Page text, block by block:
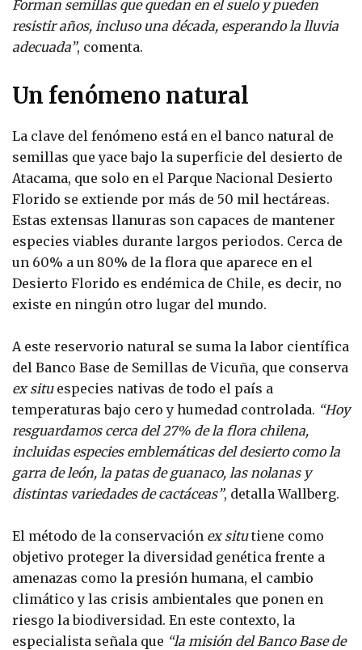
Forman semillas que quedan en el suelo y pueden
resistir años, incluso una década, esperando la lluvia
adecuada”, comenta.
Un fenómeno natural
La clave del fenómeno está en el banco natural de
semillas que yace bajo la superficie del desierto de
Atacama, que solo en el Parque Nacional Desierto
Florido se extiende por más de 50 mil hectáreas.
Estas extensas llanuras son capaces de mantener
especies viables durante largos periodos. Cerca de
un 60% a un 80% de la flora que aparece en el
Desierto Florido es endémica de Chile, es decir, no
existe en ningún otro lugar del mundo.
A este reservorio natural se suma la labor científica
del Banco Base de Semillas de Vicuña, que conserva
ex situespecies nativas de todo el país a
temperaturas bajo cero y humedad controlada. “Hoy
resguardamos cerca del 27% de la flora chilena,
incluidas especies emblemáticas del desierto como la
garra de león, la patas de guanaco, las nolanas y
distintas variedades de cactáceas”, detalla Wallberg.
El método de la conservación ex situtiene como
objetivo proteger la diversidad genética frente a
amenazas como la presión humana, el cambio
climático y las crisis ambientales que ponen en
riesgo la biodiversidad. En este contexto, la
especialista señala que “la misión del Banco Base de